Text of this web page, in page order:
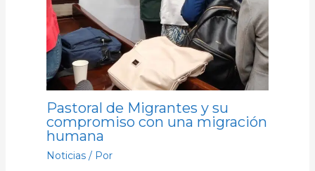
Pastoral de Migrantes y su
compromiso con una migración
humana
Noticias/ Por